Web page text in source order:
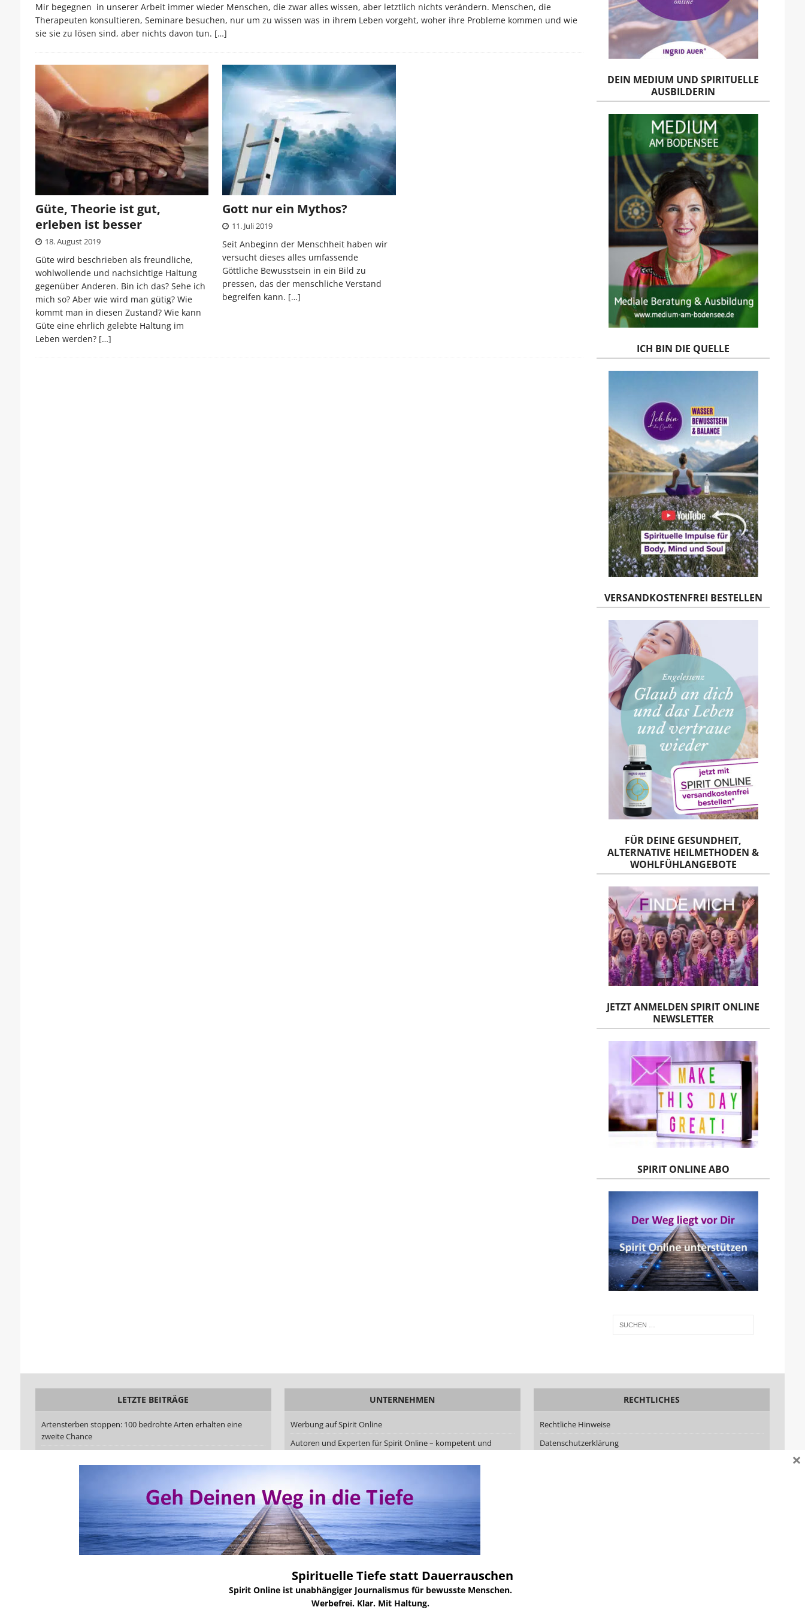
Mir begegnen in unserer Arbeit immer wieder Menschen, die zwar alles wissen, aber letztlich nichts verändern. Menschen, die
Therapeuten konsultieren, Seminare besuchen, nur um zu wissen was in ihrem Leben vorgeht, woher ihre Probleme kommen und wie
sie sie zu lösen sind, aber nichts davon tun. […]
Güte, Theorie ist gut,
erleben ist besser
18. August 2019
Güte wird beschrieben als freundliche,
wohlwollende und nachsichtige Haltung
gegenüber Anderen. Bin ich das? Sehe ich
mich so? Aber wie wird man gütig? Wie
kommt man in diesen Zustand? Wie kann
Güte eine ehrlich gelebte Haltung im
Leben werden? […]
Gott nur ein Mythos?
11. Juli 2019
Seit Anbeginn der Menschheit haben wir
versucht dieses alles umfassende
Göttliche Bewusstsein in ein Bild zu
pressen, das der menschliche Verstand
begreifen kann. […]
DEIN MEDIUM UND SPIRITUELLE
AUSBILDERIN
ICH BIN DIE QUELLE
VERSANDKOSTENFREI BESTELLEN
FÜR DEINE GESUNDHEIT,
ALTERNATIVE HEILMETHODEN &
WOHLFÜHLANGEBOTE
JETZT ANMELDEN SPIRIT ONLINE
NEWSLETTER
SPIRIT ONLINE ABO
LETZTE BEITRÄGE
Artensterben stoppen: 100 bedrohte Arten erhalten eine
zweite Chance
und linke Medien Wirklichkeit verzerren
Bewusstseinsentwicklung und die Rolle des Wassers
Die Chymische Hochzeit Christiani Rosenkreutz – Alchemie als
Weg der Verwandlung
UNTERNEHMEN
Werbung auf Spirit Online
Autoren und Experten für Spirit Online – kompetent und
Redaktionskodex von Spirit Online
Über uns
Über Heike Schonert
Markenprofil Spirit Online
Kontakt
RECHTLICHES
Rechtliche Hinweise
Datenschutzerklärung
Spirituelle Tiefe statt Dauerrauschen
Spirit Online ist unabhängiger Journalismus für bewusste Menschen.
Werbefrei. Klar. Mit Haltung.
×